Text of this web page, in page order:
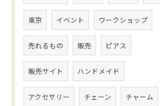
東京 イベント ワークショップ
売れるもの 販売 ピアス
販売サイト ハンドメイド
アクセサリー チェーン チャーム